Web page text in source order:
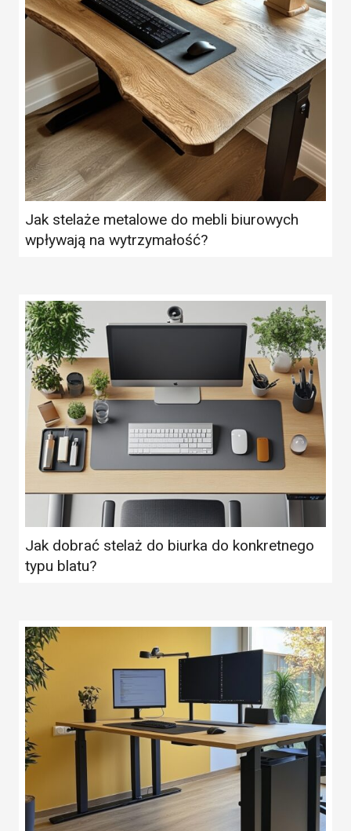
Jak stelaże metalowe do mebli biurowych
wpływają na wytrzymałość?
Jak dobrać stelaż do biurka do konkretnego
typu blatu?